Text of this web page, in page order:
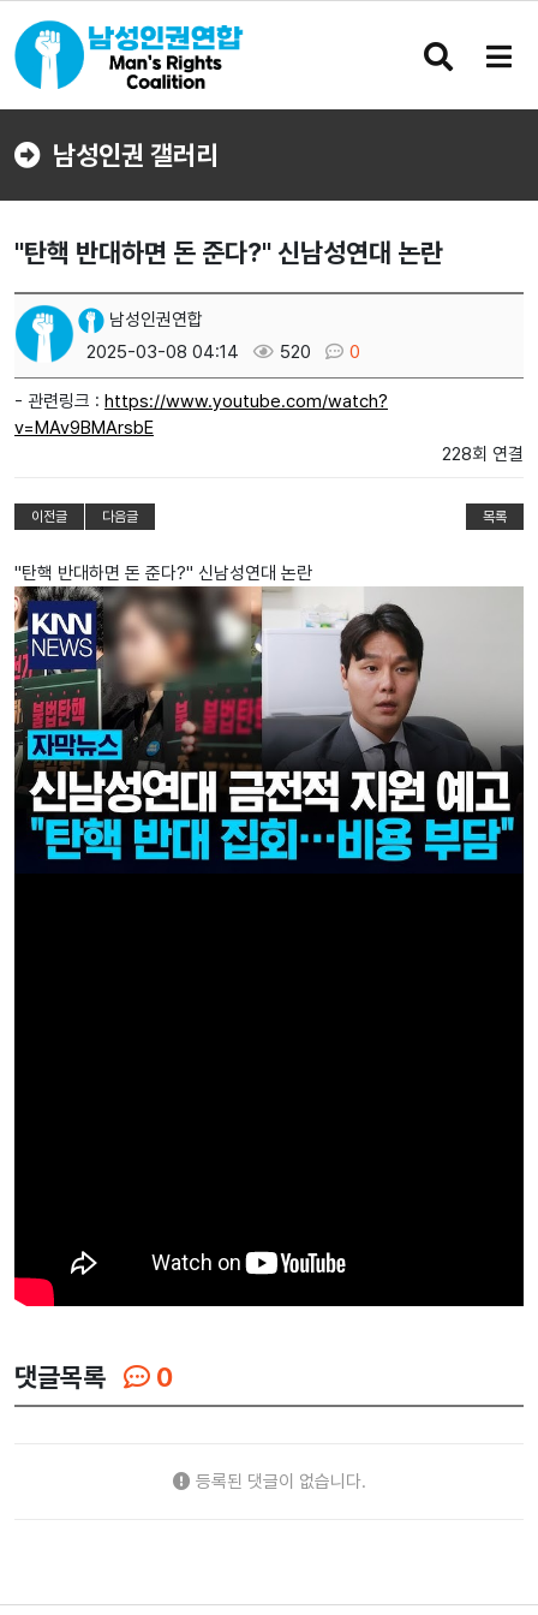
검
버
메
버
남성인권 갤러리
"탄핵 반대하면 돈 준다?" 신남성연대 논란
남성인권연합
2025-03-08 04:14
520 0
- 관련링크 : https://www.youtube.com/watch?
v=MAv9BMArsbE
228회 연결
이전글 다음글 목록
"탄핵 반대하면 돈 준다?" 신남성연대 논란
댓글목록 0
등록된 댓글이 없습니다.